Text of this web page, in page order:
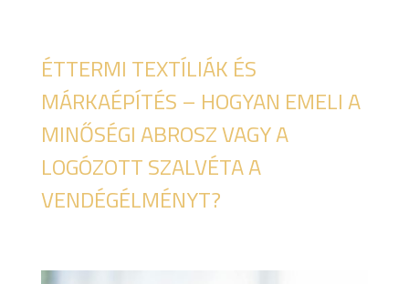
ÉTTERMI TEXTÍLIÁK ÉS
MÁRKAÉPÍTÉS – HOGYAN EMELI A
MINŐSÉGI ABROSZ VAGY A
LOGÓZOTT SZALVÉTA A
VENDÉGÉLMÉNYT?